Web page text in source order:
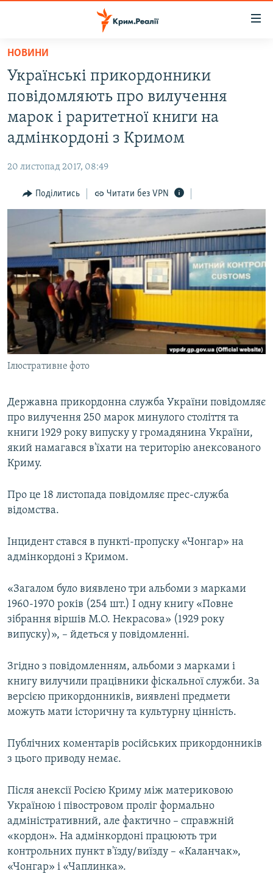
Перейти
основного
матеріалу
до
основної
Перейти
пошуку
ВОДА.КРИМ
ВІДЕО ТА ФОТО
ПОЛІТИКА
ІНТЕРВ'Ю
ВСЕ ЗА ДЕНЬ
СПЕЦПРОЕКТИ
ДЕПОРТАЦІЯ
ВІДЕОУРОКИ «ELIFBE»
СВІДЧЕННЯ ОКУПАЦІЇ
УКРАЇНСЬКА ПРОБЛЕМА КРИМУ
ІНФОГРАФІКА
ЯК ОБІЙТИ БЛОКУВАННЯ
Русский
Qırımtatar
ДОЛУЧАЙСЯ!
Усі сайти RFE/RL
НОВИНИ
Українські прикордонники
повідомляють про вилучення
марок і раритетної книги на
адмінкордоні з Кримом
20 листопад 2017, 08:49
Поділитись Читати без VPN
Ілюстративне фото
Державна прикордонна служба України повідомляє
про вилучення 250 марок минулого століття та
книги 1929 року випуску у громадянина України,
який намагався в'їхати на територію анексованого
Криму.
Про це 18 листопада повідомляє прес-служба
відомства.
Інцидент стався в пункті-пропуску «Чонгар» на
адмінкордоні з Кримом.
«Загалом було виявлено три альбоми з марками
1960-1970 років (254 шт.) І одну книгу «Повне
зібрання віршів М.О. Некрасова» (1929 року
випуску)», – йдеться у повідомленні.
Згідно з повідомленням, альбоми з марками і
книгу вилучили працівники фіскальної служби. За
версією прикордонників, виявлені предмети
можуть мати історичну та культурну цінність.
Публічних коментарів російських прикордонників
з цього приводу немає.
Після анексії Росією Криму між материковою
Україною і півостровом проліг формально
адміністративний, але фактично – справжній
«кордон». На адмінкордоні працюють три
контрольних пункт в'їзду/виїзду – «Каланчак»,
«Чонгар» і «Чаплинка».